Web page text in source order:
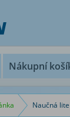
Nákupní
Naučná